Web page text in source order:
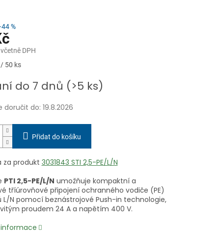
%
DPH
50 ks
do 7 dnů (>5 ks)
doručit do: 19.8.2026
Přidat do košíku
za produkt 3031843 STI 2,5-PE/L/N
PTI 2,5-PE/L/N umožňuje kompaktní a
tříúrovňové připojení ochranného vodiče (PE)
L/N pomocí beznástrojové Push-in technologie,
proudem 24 A a napětím 400 V.